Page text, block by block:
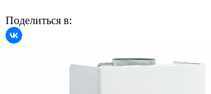
Поделиться в: